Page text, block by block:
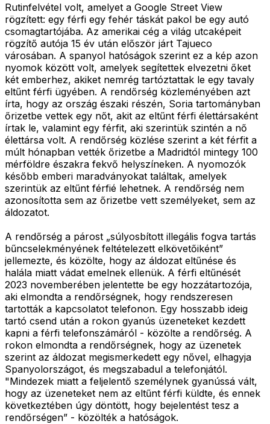
Rutinfelvétel volt, amelyet a Google Street View
rögzített: egy férfi egy fehér táskát pakol be egy autó
csomagtartójába. Az amerikai cég a világ utcaképeit
rögzítő autója 15 év után először járt Tajueco
városában. A spanyol hatóságok szerint ez a kép azon
nyomok között volt, amelyek segítettek elvezetni őket
két emberhez, akiket nemrég tartóztattak le egy tavaly
eltűnt férfi ügyében. A rendőrség közleményében azt
írta, hogy az ország északi részén, Soria tartományban
őrizetbe vettek egy nőt, akit az eltűnt férfi élettársaként
írtak le, valamint egy férfit, aki szerintük szintén a nő
élettársa volt. A rendőrség közlése szerint a két férfit a
múlt hónapban vették őrizetbe a Madridtól mintegy 100
mérföldre északra fekvő helyszíneken. A nyomozók
később emberi maradványokat találtak, amelyek
szerintük az eltűnt férfié lehetnek. A rendőrség nem
azonosította sem az őrizetbe vett személyeket, sem az
áldozatot.
A rendőrség a párost „súlyosbított illegális fogva tartás
bűncselekményének feltételezett elkövetőiként”
jellemezte, és közölte, hogy az áldozat eltűnése és
halála miatt vádat emelnek ellenük. A férfi eltűnését
2023 novemberében jelentette be egy hozzátartozója,
aki elmondta a rendőrségnek, hogy rendszeresen
tartották a kapcsolatot telefonon. Egy hosszabb ideig
tartó csend után a rokon gyanús üzeneteket kezdett
kapni a férfi telefonszámáról - közölte a rendőrség. A
rokon elmondta a rendőrségnek, hogy az üzenetek
szerint az áldozat megismerkedett egy nővel, elhagyja
Spanyolországot, és megszabadul a telefonjától.
"Mindezek miatt a feljelentő személynek gyanússá vált,
hogy az üzeneteket nem az eltűnt férfi küldte, és ennek
következtében úgy döntött, hogy bejelentést tesz a
rendőrségen” - közölték a hatóságok.